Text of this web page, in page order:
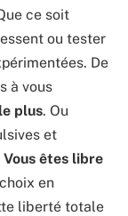
ce soit
ou tester
De
à vous
plus. Ou
et
Vous êtes libre
en
liberté totale